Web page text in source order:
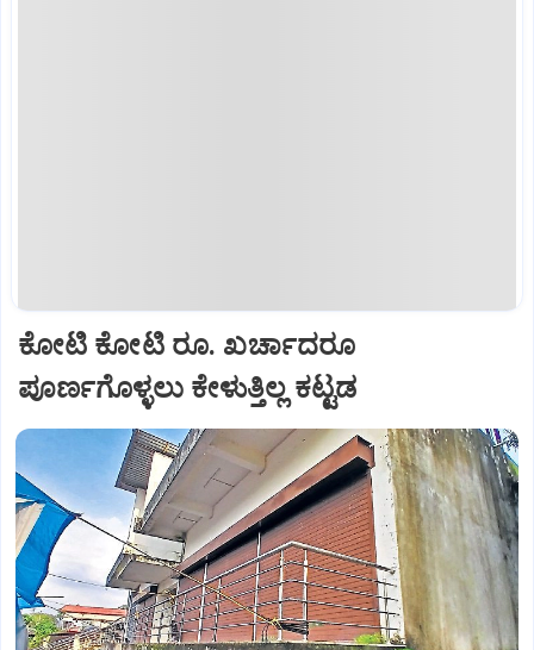
ಕೋಟಿ ಕೋಟಿ ರೂ. ಖರ್ಚಾದರೂ
ಪೂರ್ಣಗೊಳ್ಳಲು ಕೇಳುತ್ತಿಲ್ಲ ಕಟ್ಟಡ